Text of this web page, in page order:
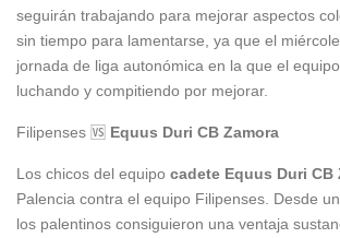
seguirán trabajando para mejorar aspectos
sin tiempo para lamentarse, ya que el
jornada de liga autonómica en la que el
luchando y compitiendo por mejorar.
Filipenses 🆚 Equus Duri CB Zamora
Los chicos del equipo cadete Equus Duri CB
Palencia contra el equipo Filipenses. Desde
los palentinos consiguieron una ventaja